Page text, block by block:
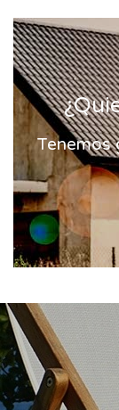
Tenemos